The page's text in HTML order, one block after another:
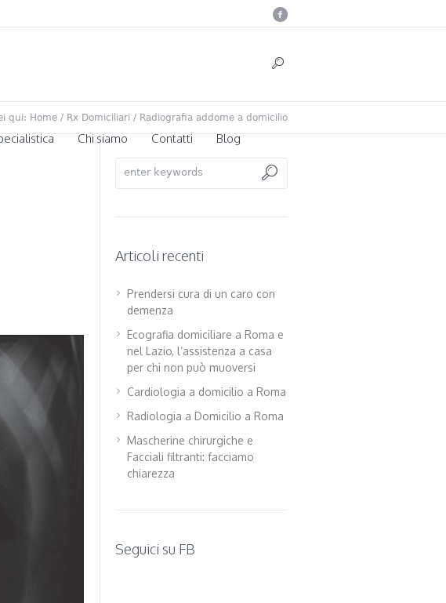
Chi siamo Contatti Blog
qui: Home / Rx Domiciliari / Radiografia addome a domicilio
Articoli recenti
Prendersi cura di un caro con
demenza
Ecografia domiciliare a Roma e
nel Lazio, l’assistenza a casa
per chi non può muoversi
Cardiologia a domicilio a Roma
Radiologia a Domicilio a Roma
Mascherine chirurgiche e
Facciali filtranti: facciamo
chiarezza
Seguici su FB